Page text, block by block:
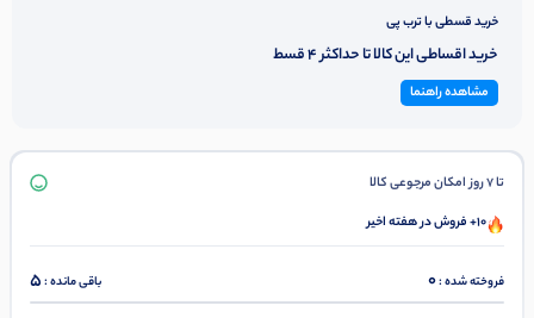
خرید قسطی با ترب پی
خرید اقساطی این کالا تا حداکثر 4 قسط
مشاهده راهنما
تا 7 روز امکان مرجوعی کالا
10+ فروش در هفته اخیر
فروخته شده :0 باقی مانده :5